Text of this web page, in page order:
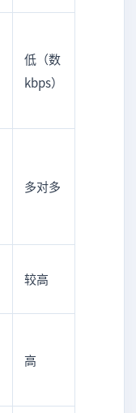
低（数
kbps）
多对多
较高
高